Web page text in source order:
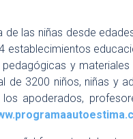
las niñas desde
establecimientos
y
de 3200 niños, niñas y
apoderados,